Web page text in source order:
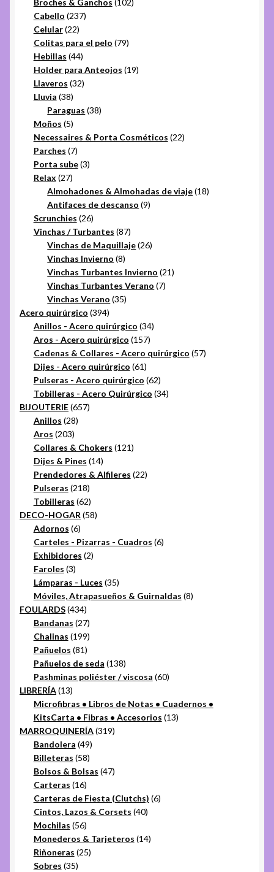
Broches & Ganchos 102
Cabello 237237
Celular 2222
productos
Colitas para el pelo 7979
Hebillas 4444
productos
Holder para Anteojos 1919
Llaveros 3232
Lluvia 3838
productos
Paraguas 3838
Moños 55
productos
Necessaires & Porta Cosméticos 2222
Parches 77
productos
Porta sube 33
Relax 2727
productos
Almohadones & Almohadas de viaje 1818
Antifaces de descanso 99
Scrunchies 2626
productos
Vinchas / Turbantes 8787
productos
Vinchas de Maquillaje 2626
Vinchas Invierno 88
productos
Vinchas Turbantes Invierno 2121
Vinchas Turbantes Verano 77
Vinchas Verano 3535
Acero quirúrgico 394394
productos
Anillos - Acero quirúrgico 3434
Aros - Acero quirúrgico 157157
productos
Cadenas & Collares - Acero quirúrgico 5757
Dijes - Acero quirúrgico 6161
productos
Pulseras - Acero quirúrgico 6262
productos
Tobilleras - Acero Quirúrgico 3434
BIJOUTERIE 657657
Anillos 2828
Aros 203203
productos
Collares & Chokers 121121
Dijes & Pines 1414
productos
Prendedores & Alfileres 2222
Pulseras 218218
productos
Tobilleras 6262
productos
DECO-HOGAR 5858
Adornos 66
productos
Carteles - Pizarras - Cuadros 66
Exhibidores 22
Faroles 33
productos
Lámparas - Luces 3535
productos
Móviles, Atrapasueños & Guirnaldas 88
FOULARDS 434434
productos
Bandanas 2727
productos
Chalinas 199199
productos
Pañuelos 8181
productos
Pañuelos de seda 138138
productos
Pashminas poliéster / viscosa 6060
LIBRERÍA 1313
productos
Microfibras • Libros de Notas • Cuadernos •
KitsCarta • Fibras • Accesorios 1313
MARROQUINERÍA 319319
Bandolera 4949
productos
Billeteras 5858
productos
Bolsos & Bolsas 4747
Carteras 1616
productos
Carteras de Fiesta (Clutchs) 66
Cintos, Lazos & Corsets 4040
Mochilas 5656
productos
Monederos & Tarjeteros 1414
Riñoneras 2525
Sobres 3535